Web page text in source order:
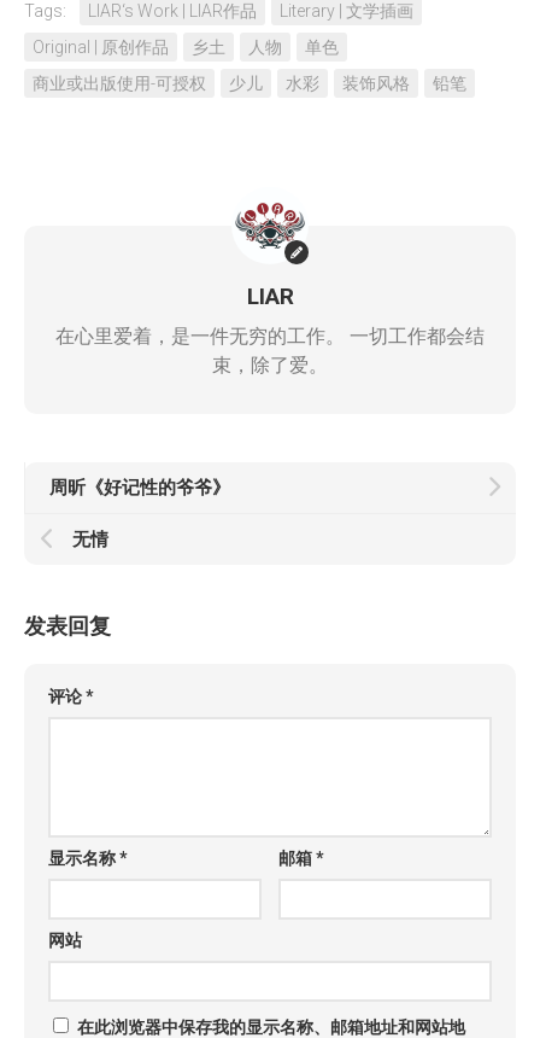
Tags: LIAR‘s Work | LIAR作品
Literary | 文学插画
Original | 原创作品
乡土 人物
单色
商业或出版使用-可授权
少儿 水彩 装饰风格 铅笔
LIAR
在心里爱着，是一件无穷的工作。 一切工作都会结
束，除了爱。
周昕《好记性的爷爷》
无情
发表回复
评论*
显示名称* 邮箱*
网站
在此浏览器中保存我的显示名称、邮箱地址和网站地